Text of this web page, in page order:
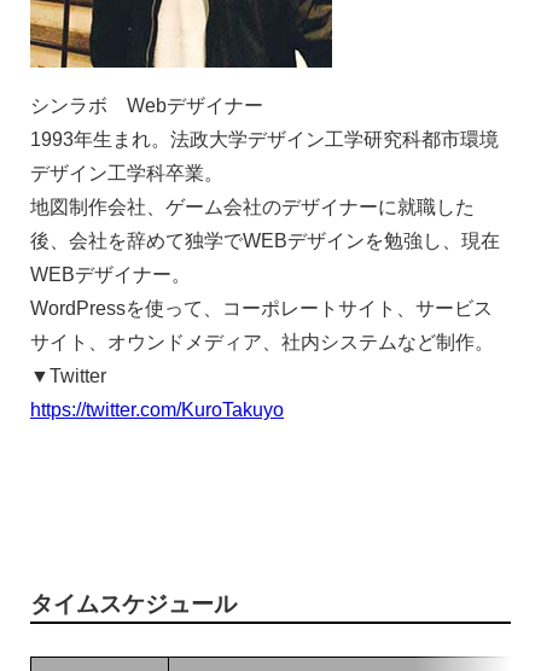
シンラボ Webデザイナー
1993年生まれ。法政大学デザイン工学研究科都市環境
デザイン工学科卒業。
地図制作会社、ゲーム会社のデザイナーに就職した
後、会社を辞めて独学でWEBデザインを勉強し、現在
WEBデザイナー。
WordPressを使って、コーポレートサイト、サービス
サイト、オウンドメディア、社内システムなど制作。
▼Twitter
https://twitter.com/KuroTakuyo
タイムスケジュール